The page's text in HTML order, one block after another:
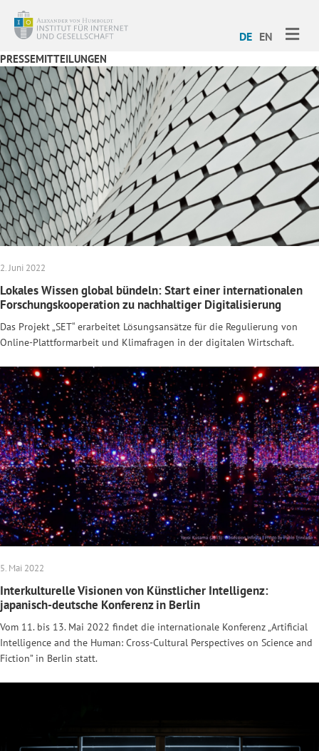
DE EN
PRESSEMITTEILUNGEN
2. Juni 2022
Lokales Wissen global bündeln: Start einer internationalen
Forschungskooperation zu nachhaltiger Digitalisierung
Das Projekt „SET“ erarbeitet Lösungsansätze für die Regulierung von
Online-Plattformarbeit und Klimafragen in der digitalen Wirtschaft.
5. Mai 2022
Interkulturelle Visionen von Künstlicher Intelligenz:
japanisch-deutsche Konferenz in Berlin
Vom 11. bis 13. Mai 2022 findet die internationale Konferenz „Artificial
Intelligence and the Human: Cross-Cultural Perspectives on Science and
Fiction” in Berlin statt.